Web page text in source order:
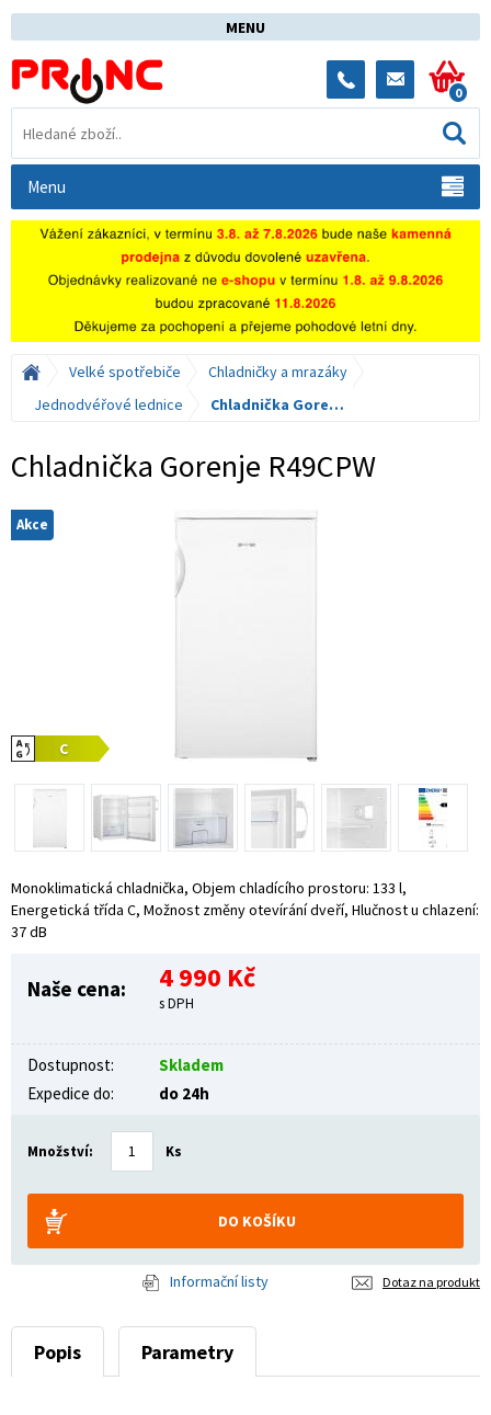
MENU
0
Menu
Velké spotřebiče
Chladničky a mrazáky
Jednodvéřové lednice
Chladnička Gorenje R49CPW
Chladnička Gorenje R49CPW
Akce
Monoklimatická chladnička, Objem chladícího prostoru: 133 l,
Energetická třída C, Možnost změny otevírání dveří, Hlučnost u chlazení:
37 dB
Naše cena: 4 990 Kč
s DPH
Dostupnost:
Skladem
Expedice do:
do 24h
Množství: Ks
Informační listy Dotaz na produkt
Popis Parametry